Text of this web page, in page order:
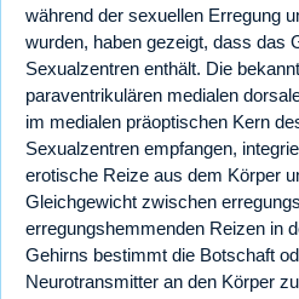
während der sexuellen Erregung
wurden, haben gezeigt, dass das
Sexualzentren enthält. Die
paraventrikulären medialen
im medialen präoptischen Kern
Sexualzentren empfangen,
erotische Reize aus dem Körper
Gleichgewicht zwischen
erregungshemmenden Reizen in
Gehirns bestimmt die Botschaft
Neurotransmitter an den Körper